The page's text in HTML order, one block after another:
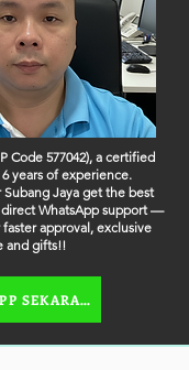
Code 577042), a certified
years of experience.
Jaya get the best
WhatsApp support —
approval, exclusive
and gifts!!
WHATSSAPP SEKARANG